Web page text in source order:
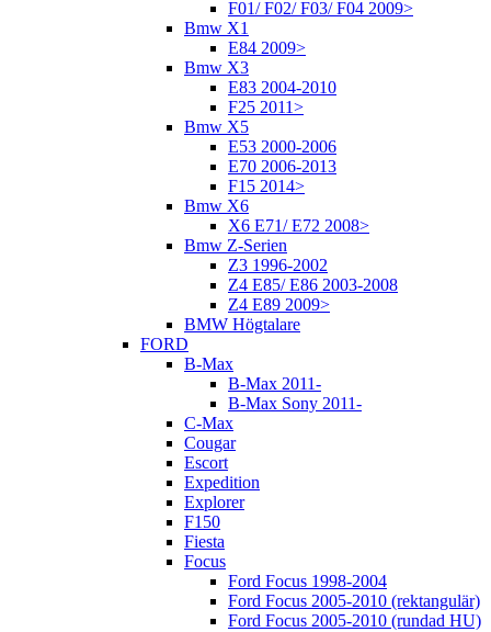
F01/ F02/ F03/ F04 2009>
Bmw X1
E84 2009>
Bmw X3
E83 2004-2010
F25 2011>
Bmw X5
E53 2000-2006
E70 2006-2013
F15 2014>
Bmw X6
X6 E71/ E72 2008>
Bmw Z-Serien
Z3 1996-2002
Z4 E85/ E86 2003-2008
Z4 E89 2009>
BMW Högtalare
FORD
B-Max
B-Max 2011-
B-Max Sony 2011-
C-Max
Cougar
Escort
Expedition
Explorer
F150
Fiesta
Focus
Ford Focus 1998-2004
Ford Focus 2005-2010 (rektangulär)
Ford Focus 2005-2010 (rundad HU)